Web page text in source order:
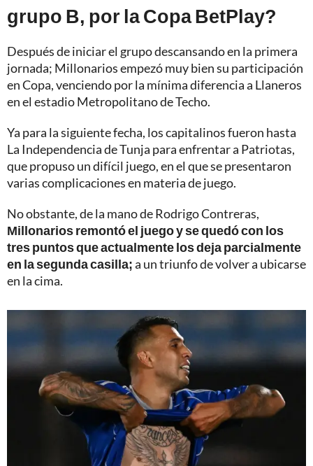
grupo B, por la Copa BetPlay?
Después de iniciar el grupo descansando en la primera
jornada; Millonarios empezó muy bien su participación
en Copa, venciendo por la mínima diferencia a Llaneros
en el estadio Metropolitano de Techo.
Ya para la siguiente fecha, los capitalinos fueron hasta
La Independencia de Tunja para enfrentar a Patriotas,
que propuso un difícil juego, en el que se presentaron
varias complicaciones en materia de juego.
No obstante, de la mano de Rodrigo Contreras,
Millonarios remontó el juego y se quedó con los
tres puntos que actualmente los deja parcialmente
en la segunda casilla;a un triunfo de volver a ubicarse
en la cima.